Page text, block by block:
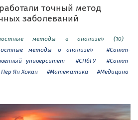
точный метод
заболеваний
методы в анализе» (10)
методы в анализе»
#Санкт-
университет
#СПбГУ
#Санкт-
Ян Хокан #Математика #Медицина